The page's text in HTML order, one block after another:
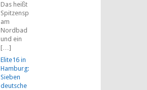
Das heißt
Spitzensport
am
Nordbad
und ein
[…]
Elite16 in
Hamburg:
Sieben
deutsche